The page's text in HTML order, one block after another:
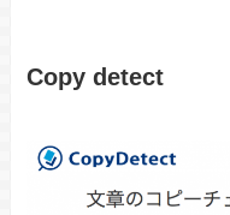
Copy detect